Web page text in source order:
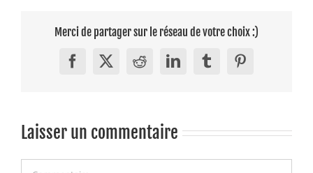
Merci de partager sur le réseau de votre choix :)
Facebook
X RedditLinkedInTumblrPinterest
Laisser un commentaire